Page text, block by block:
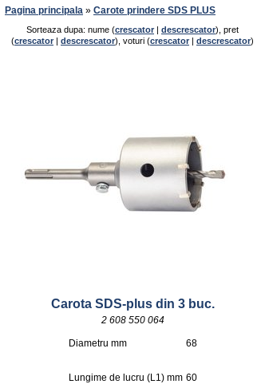
Pagina principala » Carote prindere SDS PLUS
Sorteaza dupa: nume (crescator | descrescator), pret
(crescator | descrescator), voturi (crescator | descrescator)
Carota SDS-plus din 3 buc.
2 608 550 064
Diametru mm 68
Lungime de lucru (L1) mm 60